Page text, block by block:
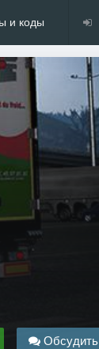
и коды
Обсудить